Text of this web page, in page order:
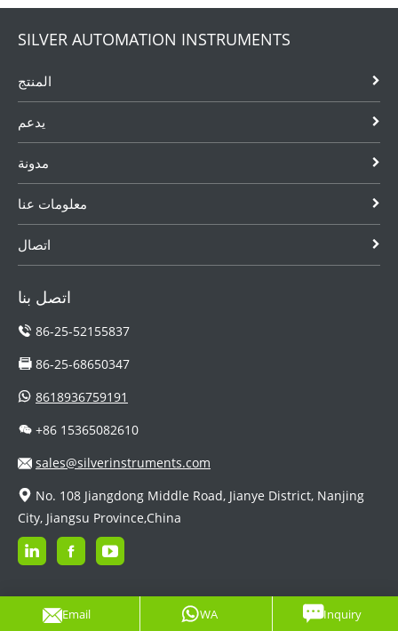
Email WA Inquiry
SILVER AUTOMATION INSTRUMENTS
المنتج
يدعم
مدونة
معلومات عنا
اتصال
اتصل بنا
86-25-52155837
86-25-68650347
8618936759191
+86 15365082610
sales@silverinstruments.com
No. 108 Jiangdong Middle Road, Jianye District, Nanjing
City, Jiangsu Province,China